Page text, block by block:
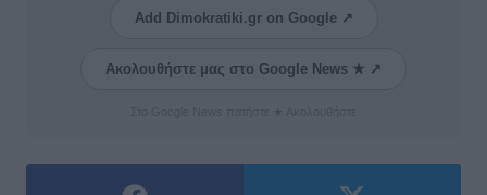
Add Dimokratiki.gr on Google ↗
Ακολουθήστε μας στο Google News ★ ↗